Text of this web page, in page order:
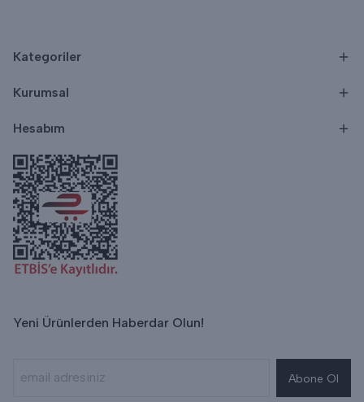
Kategoriler
Kurumsal
Hesabım
Yeni Ürünlerden Haberdar Olun!
Abone Ol